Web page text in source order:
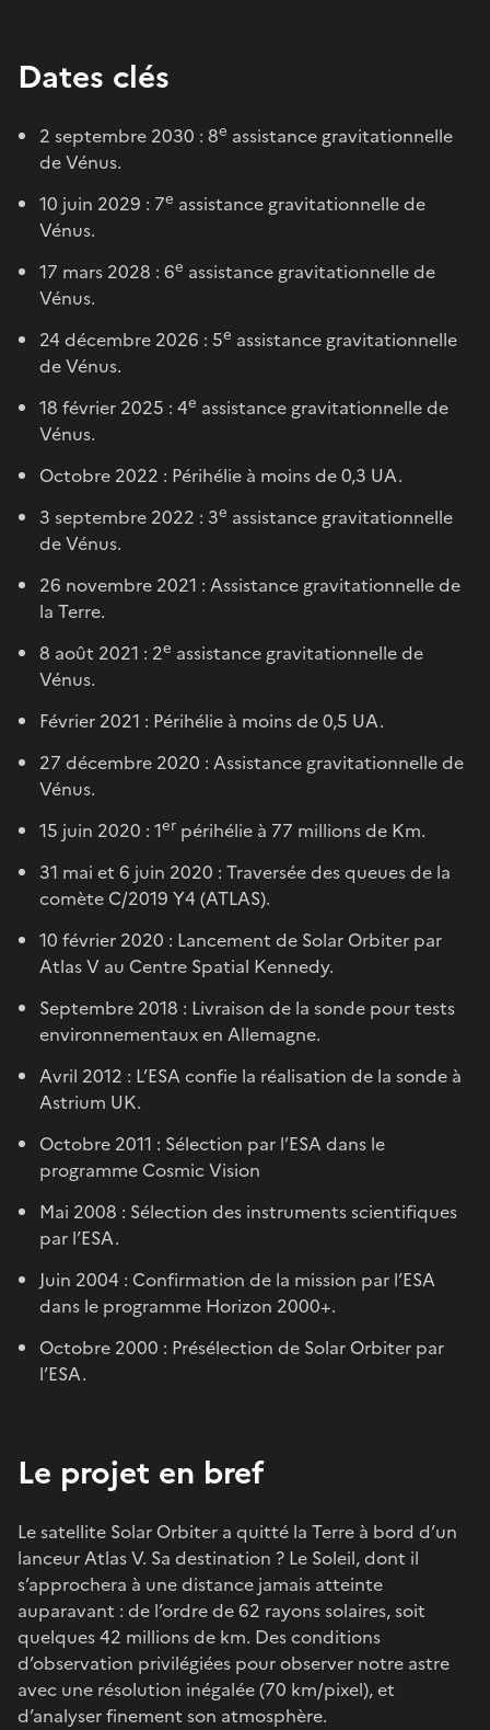
Dates clés
2 septembre 2030 : 8e assistance gravitationnelle
de Vénus.
10 juin 2029 : 7e assistance gravitationnelle de
Vénus.
17 mars 2028 : 6e assistance gravitationnelle de
Vénus.
24 décembre 2026 : 5e assistance gravitationnelle
de Vénus.
18 février 2025 : 4e assistance gravitationnelle de
Vénus.
Octobre 2022 : Périhélie à moins de 0,3 UA.
3 septembre 2022 : 3e assistance gravitationnelle
de Vénus.
26 novembre 2021 : Assistance gravitationnelle de
la Terre.
8 août 2021 : 2e assistance gravitationnelle de
Vénus.
Février 2021 : Périhélie à moins de 0,5 UA.
27 décembre 2020 : Assistance gravitationnelle de
Vénus.
15 juin 2020 : 1er périhélie à 77 millions de Km.
31 mai et 6 juin 2020 : Traversée des queues de la
comète C/2019 Y4 (ATLAS).
10 février 2020 : Lancement de Solar Orbiter par
Atlas V au Centre Spatial Kennedy.
Septembre 2018 : Livraison de la sonde pour tests
environnementaux en Allemagne.
Avril 2012 : L’ESA confie la réalisation de la sonde à
Astrium UK.
Octobre 2011 : Sélection par l’ESA dans le
programme Cosmic Vision
Mai 2008 : Sélection des instruments scientifiques
par l’ESA.
Juin 2004 : Confirmation de la mission par l’ESA
dans le programme Horizon 2000+.
Octobre 2000 : Présélection de Solar Orbiter par
l’ESA.
Le projet en bref
Le satellite Solar Orbiter a quitté la Terre à bord d’un
lanceur Atlas V. Sa destination ? Le Soleil, dont il
s’approchera à une distance jamais atteinte
auparavant : de l’ordre de 62 rayons solaires, soit
quelques 42 millions de km. Des conditions
d’observation privilégiées pour observer notre astre
avec une résolution inégalée (70 km/pixel), et
d’analyser finement son atmosphère.